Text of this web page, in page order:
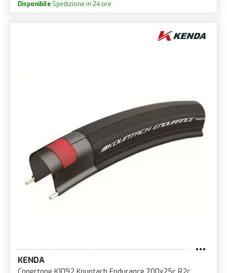
Disponibile Spedizione in 24 ore
KENDA